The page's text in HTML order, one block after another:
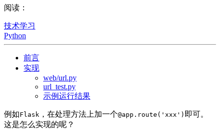
阅读：
技术学习
Python
前言
实现
web/url.py
url_test.py
示例运行结果
例如Flask ，在处理方法上加一个@app.route('xxx') 即可。
这是怎么实现的呢？